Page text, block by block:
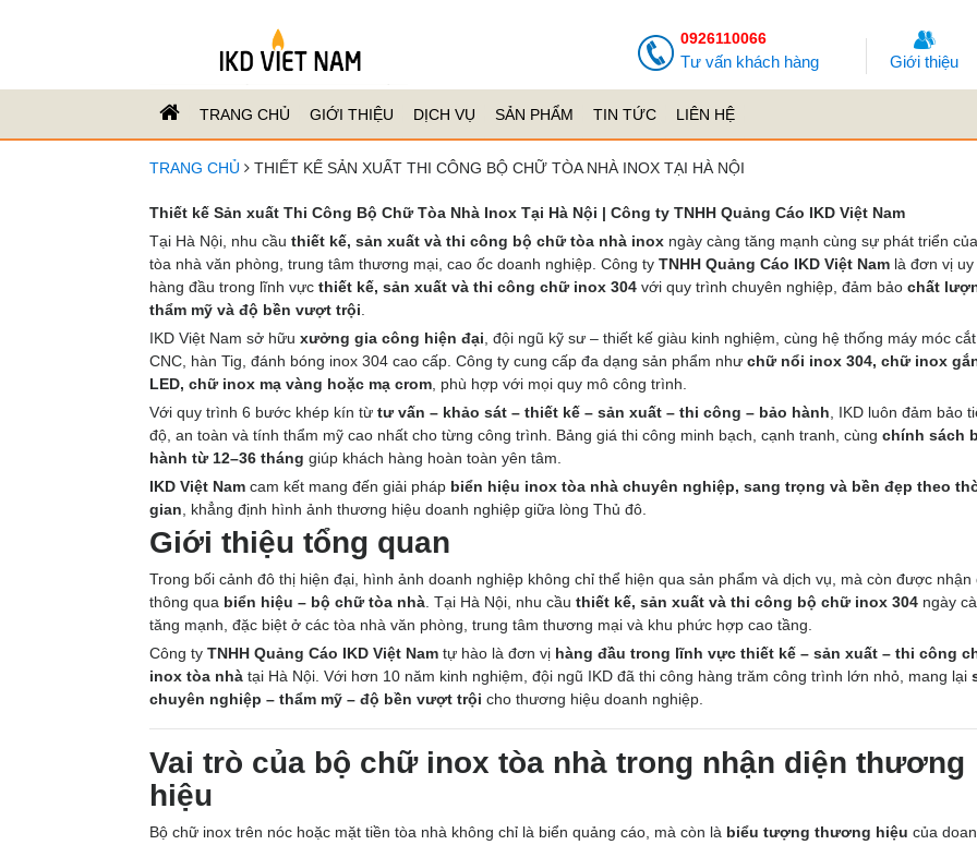
0926110066
Tư vấn khách hàng Giới thiệu
TRANG CHỦ GIỚI THIỆU DỊCH VỤ SẢN PHẨM TIN TỨC LIÊN HỆ
TRANG CHỦ THIẾT KẾ SẢN XUẤT THI CÔNG BỘ CHỮ TÒA NHÀ INOX TẠI HÀ NỘI
Thiết kế Sản xuất Thi Công Bộ Chữ Tòa Nhà Inox Tại Hà Nội | Công ty TNHH Quảng Cáo IKD Việt Nam
Tại Hà Nội, nhu cầu thiết kế, sản xuất và thi công bộ chữ tòa nhà inox ngày càng tăng mạnh cùng sự phát triển
tòa nhà văn phòng, trung tâm thương mại, cao ốc doanh nghiệp. Công ty TNHH Quảng Cáo IKD Việt Nam là đơn vị
hàng đầu trong lĩnh vực thiết kế, sản xuất và thi công chữ inox 304 với quy trình chuyên nghiệp, đảm bảo chất
thẩm mỹ và độ bền vượt trội
IKD Việt Nam sở hữu xưởng gia công hiện đại , đội ngũ kỹ sư – thiết kế giàu kinh nghiệm, cùng hệ thống máy móc cắt
CNC, hàn Tig, đánh bóng inox 304 cao cấp. Công ty cung cấp đa dạng sản phẩm như chữ nổi inox 304, chữ inox
LED, chữ inox mạ vàng hoặc mạ crom , phù hợp với mọi quy mô công trình.
Với quy trình 6 bước khép kín từ tư vấn – khảo sát – thiết kế – sản xuất – thi công – bảo hành , IKD luôn đảm bảo
độ, an toàn và tính thẩm mỹ cao nhất cho từng công trình. Bảng giá thi công minh bạch, cạnh tranh, cùng chính sách
hành từ 12–36 tháng giúp khách hàng hoàn toàn yên tâm.
IKD Việt Nam cam kết mang đến giải pháp biển hiệu inox tòa nhà chuyên nghiệp, sang trọng và bền đẹp theo
gian , khẳng định hình ảnh thương hiệu doanh nghiệp giữa lòng Thủ đô.
Giới thiệu tổng quan
Trong bối cảnh đô thị hiện đại, hình ảnh doanh nghiệp không chỉ thể hiện qua sản phẩm và dịch vụ, mà còn được nhận
thông qua biển hiệu – bộ chữ tòa nhà . Tại Hà Nội, nhu cầu thiết kế, sản xuất và thi công bộ chữ inox 304 ngày
tăng mạnh, đặc biệt ở các tòa nhà văn phòng, trung tâm thương mại và khu phức hợp cao tầng.
Công ty TNHH Quảng Cáo IKD Việt Nam tự hào là đơn vị hàng đầu trong lĩnh vực thiết kế – sản xuất – thi công
inox tòa nhà tại Hà Nội. Với hơn 10 năm kinh nghiệm, đội ngũ IKD đã thi công hàng trăm công trình lớn nhỏ, mang lại
chuyên nghiệp – thẩm mỹ – độ bền vượt trội cho thương hiệu doanh nghiệp.
Vai trò của bộ chữ inox tòa nhà trong nhận diện thương
hiệu
Bộ chữ inox trên nóc hoặc mặt tiền tòa nhà không chỉ là biển quảng cáo, mà còn là biểu tượng thương hiệu của